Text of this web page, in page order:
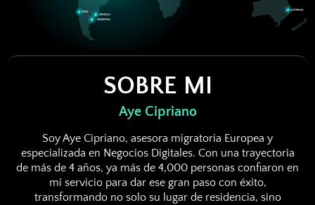
SOBRE MI
Aye Cipriano
Soy Aye Cipriano, asesora migratoria Europea y
especializada en Negocios Digitales. Con una trayectoria
de más de 4 años, ya más de 4,000 personas confiaron en
mí servicio para dar ese gran paso con éxito,
transformando no solo su lugar de residencia, sino